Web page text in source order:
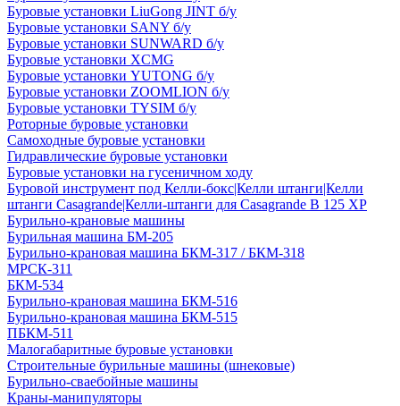
Буровые установки LiuGong JINT б/у
Буровые установки SANY б/у
Буровые установки SUNWARD б/у
Буровые установки XCMG
Буровые установки YUTONG б/у
Буровые установки ZOOMLION б/у
Буровые установки TYSIM б/у
Роторные буровые установки
Самоходные буровые установки
Гидравлические буровые установки
Буровые установки на гусеничном ходу
Буровой инструмент под Келли-бокс|Келли штанги|Келли
штанги Casagrande|Келли-штанги для Casagrande B 125 XP
Бурильно-крановые машины
Бурильная машина БМ-205
Бурильно-крановая машина БКМ-317 / БКМ-318
МРСК-311
БКМ-534
Бурильно-крановая машина БКМ-516
Бурильно-крановая машина БКМ-515
ПБКМ-511
Малогабаритные буровые установки
Строительные бурильные машины (шнековые)
Бурильно-сваебойные машины
Краны-манипуляторы